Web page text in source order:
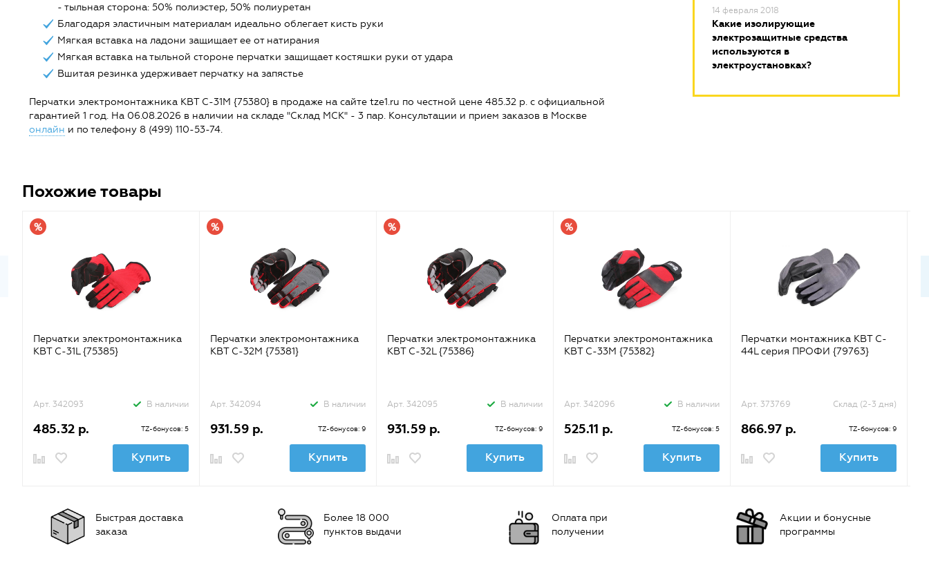
- тыльная сторона: 50% полиэстер, 50% полиуретан
Благодаря эластичным материалам идеально облегает кисть руки
Мягкая вставка на ладони защищает ее от натирания
Мягкая вставка на тыльной стороне перчатки защищает костяшки руки от удара
Вшитая резинка удерживает перчатку на запястье
Перчатки электромонтажника КВТ С-31M {75380} в продаже на сайте tze1.ru по честной цене 485.32 р. с официальной
гарантией 1 год. На 06.08.2026 в наличии на складе "Склад МСК" - 3 пар. Консультации и прием заказов в Москве
онлайн и по телефону 8 (499) 110-53-74.
14 февраля 2018
Какие изолирующие
электрозащитные средства
используются в
электроустановках?
Похожие товары
Перчатки электромонтажника
КВТ С-31L {75385}
Арт. 342093 В наличии
485.32 р. TZ-бонусов: 5
Купить
Перчатки электромонтажника
КВТ С-32M {75381}
Арт. 342094 В наличии
931.59 р. TZ-бонусов: 9
Купить
Перчатки электромонтажника
КВТ С-32L {75386}
Арт. 342095 В наличии
931.59 р. TZ-бонусов: 9
Купить
Перчатки электромонтажника
КВТ С-33M {75382}
Арт. 342096 В наличии
525.11 р. TZ-бонусов: 5
Купить
Перчатки монтажника КВТ C-
44L серия ПРОФИ {79763}
Арт. 373769 Склад (2-3 дня)
866.97 р. TZ-бонусов: 9
Купить
Быстрая доставка
заказа
Более 18 000
пунктов выдачи
Оплата при
получении
Акции и бонусные
программы